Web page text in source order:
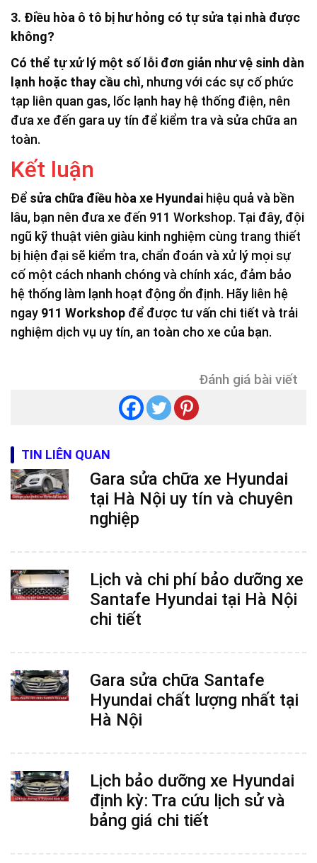
3. Điều hòa ô tô bị hư hỏng có tự sửa tại nhà được
không?
Có thể tự xử lý một số lỗi đơn giản như vệ sinh dàn
lạnh hoặc thay cầu chì, nhưng với các sự cố phức
tạp liên quan gas, lốc lạnh hay hệ thống điện, nên
đưa xe đến gara uy tín để kiểm tra và sửa chữa an
toàn.
Kết luận
Để sửa chữa điều hòa xe Hyundai hiệu quả và bền
lâu, bạn nên đưa xe đến 911 Workshop. Tại đây, đội
ngũ kỹ thuật viên giàu kinh nghiệm cùng trang thiết
bị hiện đại sẽ kiểm tra, chẩn đoán và xử lý mọi sự
cố một cách nhanh chóng và chính xác, đảm bảo
hệ thống làm lạnh hoạt động ổn định. Hãy liên hệ
ngay 911 Workshop để được tư vấn chi tiết và trải
nghiệm dịch vụ uy tín, an toàn cho xe của bạn.
Đánh giá bài viết
TIN LIÊN QUAN
Gara sửa chữa xe Hyundai
tại Hà Nội uy tín và chuyên
nghiệp
Lịch và chi phí bảo dưỡng xe
Santafe Hyundai tại Hà Nội
chi tiết
Gara sửa chữa Santafe
Hyundai chất lượng nhất tại
Hà Nội
Lịch bảo dưỡng xe Hyundai
định kỳ: Tra cứu lịch sử và
bảng giá chi tiết